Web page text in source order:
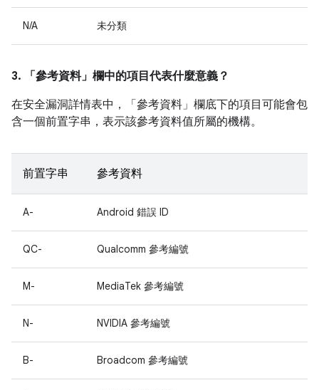
N/A 未分類
3. 「參考資料」 欄中的項目代表什麼意義？
在安全漏洞詳情表中，「參考資料」 欄底下的項目可能會包
含一個前置字串，表示該參考資料值所屬的機構。
前置字串 參考資料
A- Android 錯誤 ID
QC- Qualcomm 參考編號
M- MediaTek 參考編號
N- NVIDIA 參考編號
B- Broadcom 參考編號